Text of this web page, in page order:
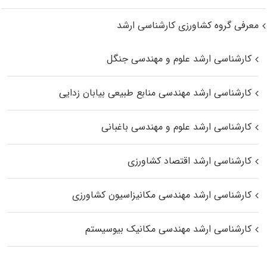
معرفی گروه کشاورزی کارشناسی ارشد
کارشناسی ارشد علوم و مهندسی جنگل
کارشناسی ارشد مهندسی منابع طبیعی بیابان زدایی
کارشناسی ارشد علوم و مهندسی باغبانی
کارشناسی ارشد اقتصاد کشاورزی
کارشناسی ارشد مهندسی مکانیزاسیون کشاورزی
کارشناسی ارشد مهندسی مکانیک بیوسیستم